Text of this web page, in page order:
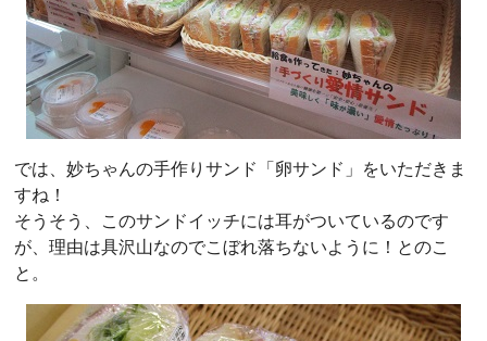
では、妙ちゃんの手作りサンド「卵サンド」をいただきま
すね！
そうそう、このサンドイッチには耳がついているのです
が、理由は具沢山なのでこぼれ落ちないように！とのこ
と。